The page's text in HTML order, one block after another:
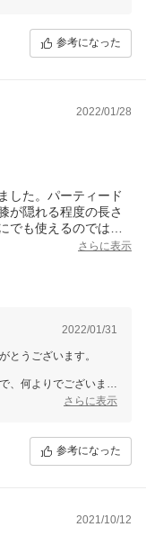
もとても早く助かり
のみ後悔しています
ますようお願い致しま
くお願いいたしま
参考になった
2022/01/28
した。パーティード
が隠れる程度の長さ
でも使えるのではな
た印象なので、イメ
た。ドレスというよ
会などでも使えると
きましたし、配送も
サイズで若干大きめ
さらに表示
2022/01/31
とうございます。
、何よりでございま
さらに表示
参考になった
2021/10/12